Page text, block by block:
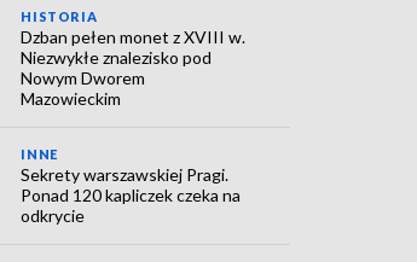
HISTORIA
Dzban pełen monet z XVIII w.
Niezwykłe znalezisko pod
Nowym Dworem
Mazowieckim
INNE
Sekrety warszawskiej Pragi.
Ponad 120 kapliczek czeka na
odkrycie